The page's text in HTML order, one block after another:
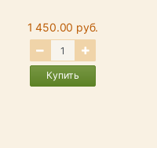
1 450.00 руб.
Купить